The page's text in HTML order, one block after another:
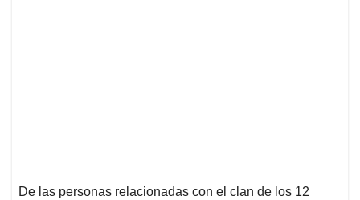
De las personas relacionadas con el clan de los 12